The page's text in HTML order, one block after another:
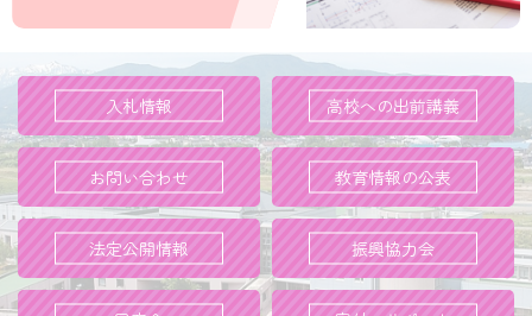
入札情報 高校への出前講義
お問い合わせ 教育情報の公表
法定公開情報 振興協力会